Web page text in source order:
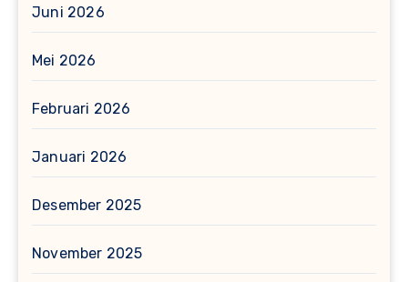
Juni 2026
Mei 2026
Februari 2026
Januari 2026
Desember 2025
November 2025